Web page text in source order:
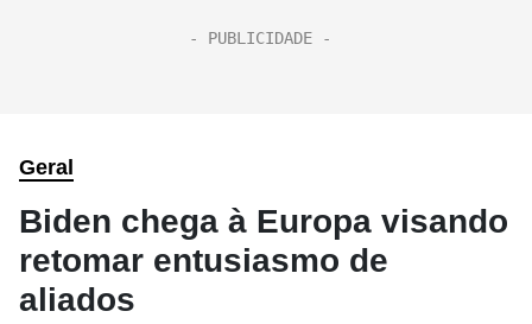
Geral
Biden chega à Europa visando
retomar entusiasmo de
aliados